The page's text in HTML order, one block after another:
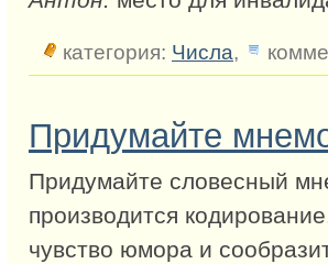
категория: Числа,
Придумайте
Придумайте словесный
производится
чувство юмора и